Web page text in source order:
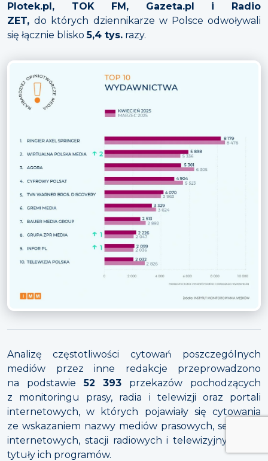
Plotek.pl, TOK FM, Gazeta.pl i Radio
ZET, do których dziennikarze w Polsce odwoływali
się łącznie blisko5,4 tys. razy.
Analizę częstotliwości cytowań poszczególnych
mediów przez inne redakcje przeprowadzono
na podstawie52 393 przekazów pochodzących
z monitoringu prasy, radia i telewizji oraz portali
internetowych, w których pojawiały się cytowania
ze wskazaniem nazwy mediów prasowych, serwisów
internetowych, stacji radiowych i telewizyjnych lub
tytuły ich programów.